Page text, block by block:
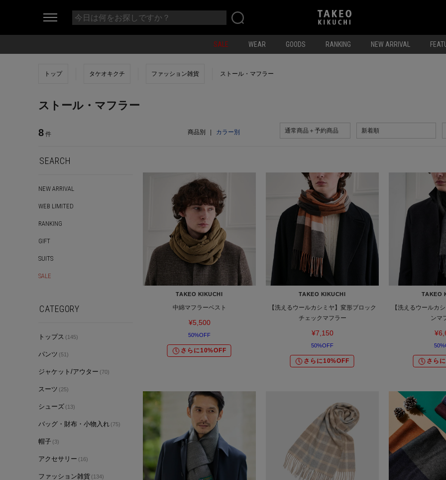
SALE WEAR GOODS RANKING NEW ARRIVAL
トップ タケオキクチ ファッション雑貨 ストール・マフラー
ストール・マフラー
8 件 商品別 カラー別 通常商品＋予約商品 新着順
SEARCH
NEW ARRIVAL
WEB LIMITED
RANKING
GIFT
SUITS
SALE
CATEGORY
トップス (145)
パンツ (51)
ジャケット/アウター (70)
スーツ (25)
シューズ (13)
バッグ・財布・小物入れ (75)
帽子 (3)
アクセサリー (16)
ファッション雑貨 (134)
TAKEO KIKUCHI
中綿マフラーベスト
¥5,500
50%OFF
さらに10%OFF
TAKEO KIKUCHI
【洗えるウールカシミヤ】変形ブロック
チェックマフラー
¥7,150
50%OFF
さらに10%OFF
TAKEO
【洗えるウールカ
ンマ
さら